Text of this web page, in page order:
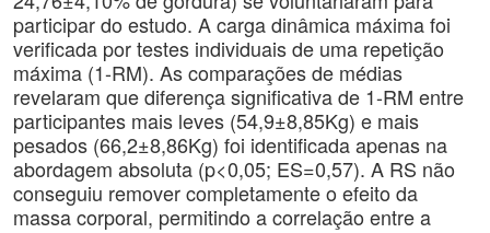
participar do estudo. A carga dinâmica máxima foi
verificada por testes individuais de uma repetição
máxima (1-RM). As comparações de médias
revelaram que diferença significativa de 1-RM entre
participantes mais leves (54,9±8,85Kg) e mais
pesados ​​(66,2±8,86Kg) foi identificada apenas na
abordagem absoluta (p<0,05; ES=0,57). A RS não
conseguiu remover completamente o efeito da
massa corporal, permitindo a correlação entre a